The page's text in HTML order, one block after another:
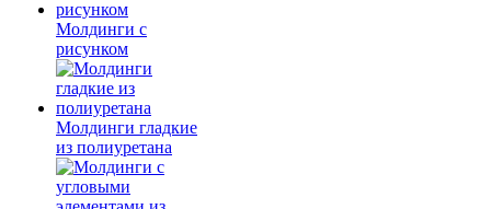
Молдинги c
рисунком
Молдинги гладкие
из полиуретана